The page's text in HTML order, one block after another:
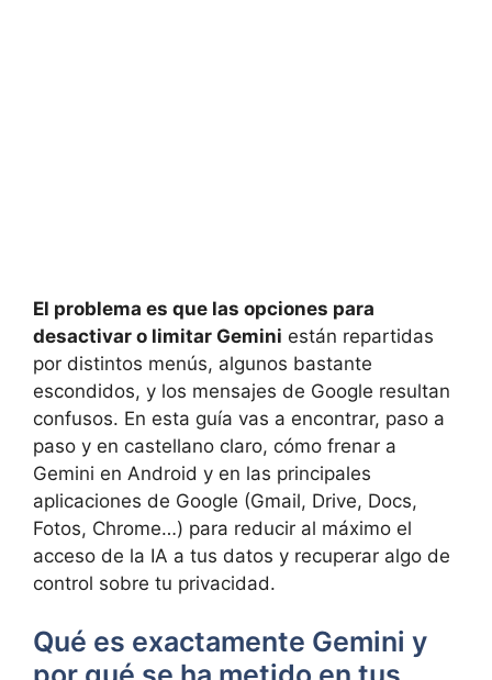
El problema es que las opciones para
desactivar o limitar Gemini están repartidas
por distintos menús, algunos bastante
escondidos, y los mensajes de Google resultan
confusos. En esta guía vas a encontrar, paso a
paso y en castellano claro, cómo frenar a
Gemini en Android y en las principales
aplicaciones de Google (Gmail, Drive, Docs,
Fotos, Chrome…) para reducir al máximo el
acceso de la IA a tus datos y recuperar algo de
control sobre tu privacidad.
Qué es exactamente Gemini y